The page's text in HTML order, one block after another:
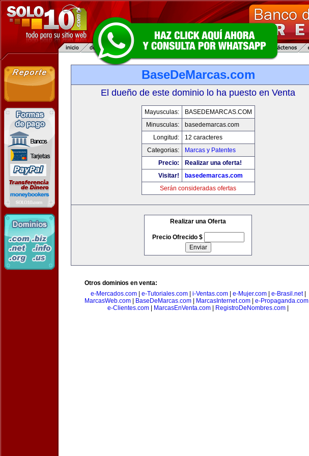
BaseDeMarcas.com
El dueño de este dominio lo ha puesto en Venta
Mayusculas:
BASEDEMARCAS.COM
Minusculas:
basedemarcas.com
Longitud:
12 caracteres
Categorias:
Marcas y Patentes
Precio:
Realizar una oferta!
Visitar!
basedemarcas.com
Serán consideradas ofertas
Realizar una Oferta
Precio Ofrecido $
Otros dominios en venta:
e-Mercados.com| e-Tutoriales.com| i-Ventas.com| e-Mujer.com| e-Brasil.net|
MarcasWeb.com
BaseDeMarcas.com MarcasInternet.com e-Propaganda.com
e-Clientes.com
MarcasEnVenta.com RegistroDeNombres.com